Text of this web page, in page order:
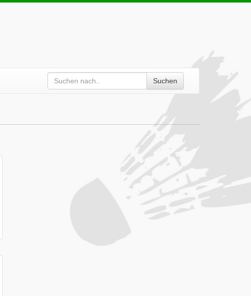
Suchen